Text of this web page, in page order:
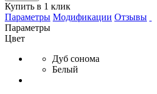
Купить в 1 клик
Параметры Модификации Отзывы
Параметры
Цвет
Дуб сонома
Белый